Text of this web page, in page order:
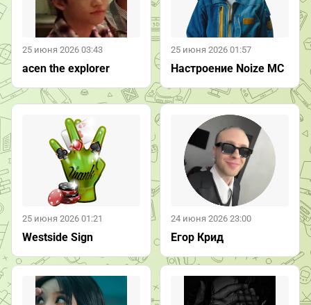
25 июня 2026 03:43
acen the explorer
25 июня 2026 01:57
Настроение Noize MC
25 июня 2026 01:21
Westside Sign
24 июня 2026 23:00
Егор Крид